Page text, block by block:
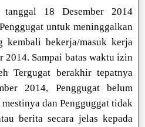
tanggal 18 Desember 2014
untuk meninggalkan
kembali bekerja/masuk kerja
2014. Sampai batas waktu izin
Tergugat berakhir tepatnya
2014, Penggugat belum
dan Pengguggat tidak
berita secara jelas kepada